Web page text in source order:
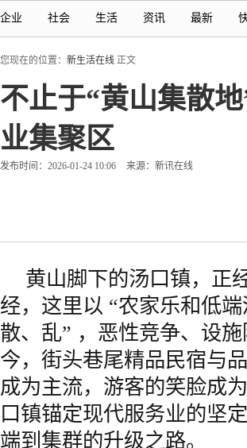
企业 社会 生活 资讯 最新
您现在的位置： 新生活在线 正文
不止于“黄山集散
业集聚区
发布时间：2026-01-24 10:06 来源：新讯在线
黄山脚下的汤口镇，正
经，这里以 “农家乐和低
散、乱” ，恶性竞争、设
今，街头巷尾精品民宿与
成为主流，游客的笑脸成
口镇锚定现代服务业的坚
端到集群的升级之路。